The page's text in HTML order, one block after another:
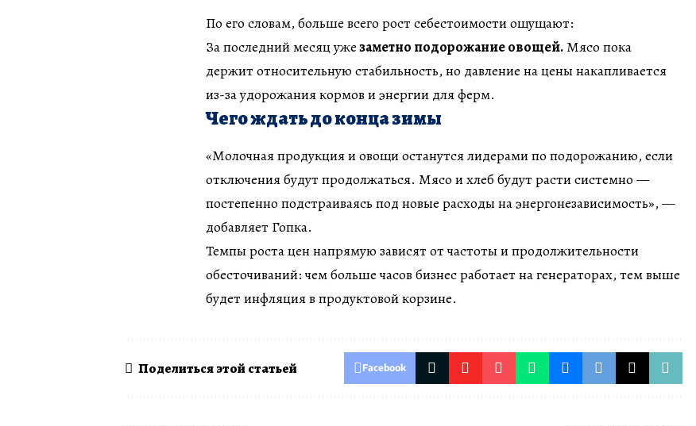
По его словам, больше всего рост себестоимости ощущают:
За последний месяц ужезаметно подорожание овощей. Мясо пока
держит относительную стабильность, но давление на цены накапливается
из-за удорожания кормов и энергии для ферм.
Чего ждать до конца зимы
«Молочная продукция и овощи останутся лидерами по подорожанию, если
отключения будут продолжаться. Мясо и хлеб будут расти системно —
постепенно подстраиваясь под новые расходы на энергонезависимость», —
добавляет Гопка.
Темпы роста цен напрямую зависят от частоты и продолжительности
обесточиваний: чем больше часов бизнес работает на генераторах, тем выше
будет инфляция в продуктовой корзине.
Поделиться этой статьей Facebook